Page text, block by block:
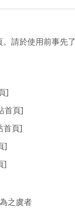
請於使用前事
]
首頁]
頁]
]
]
之虞者